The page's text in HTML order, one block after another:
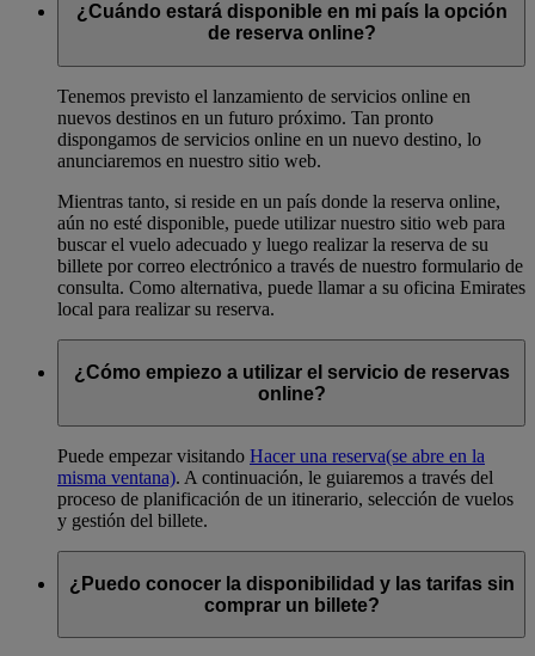
¿Cuándo estará disponible en mi país la opción
de reserva online?
Tenemos previsto el lanzamiento de servicios online en
nuevos destinos en un futuro próximo. Tan pronto
dispongamos de servicios online en un nuevo destino, lo
anunciaremos en nuestro sitio web.
Mientras tanto, si reside en un país donde la reserva online,
aún no esté disponible, puede utilizar nuestro sitio web para
buscar el vuelo adecuado y luego realizar la reserva de su
billete por correo electrónico a través de nuestro formulario de
consulta. Como alternativa, puede llamar a su oficina Emirates
local para realizar su reserva.
¿Cómo empiezo a utilizar el servicio de reservas
online?
Puede empezar visitando Hacer una reserva(se abre en la
misma ventana). A continuación, le guiaremos a través del
proceso de planificación de un itinerario, selección de vuelos
y gestión del billete.
¿Puedo conocer la disponibilidad y las tarifas sin
comprar un billete?